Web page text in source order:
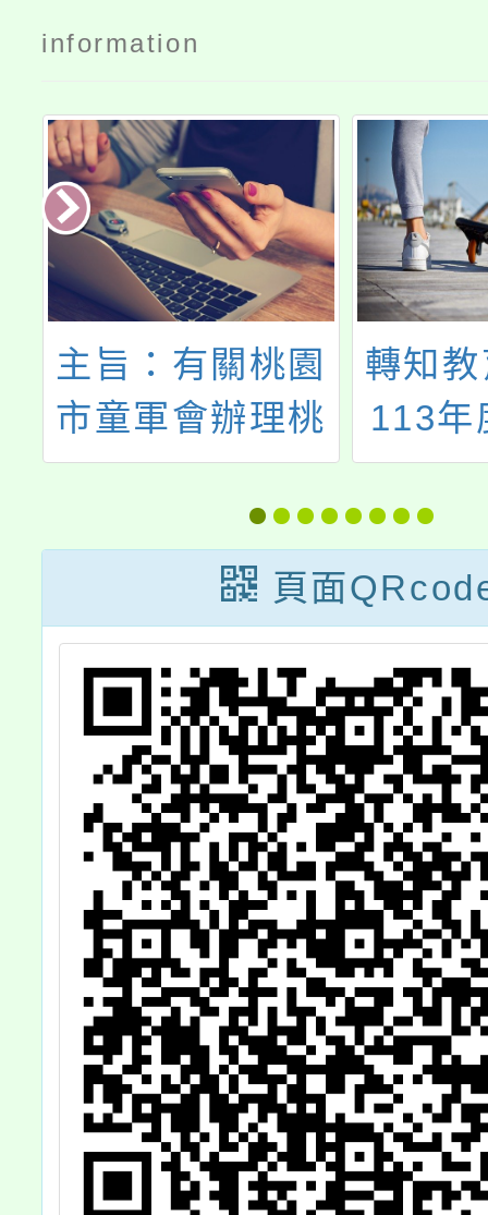
information
主旨：有關桃園
市童軍會辦理桃
園市114年童軍
服務員工作坊
(三)－SDGs課
程實施計畫，請
鼓勵所屬踴躍報
名參加，請查
照。
轉知
113年
節「
理文
件活
海報
迎同
頁面